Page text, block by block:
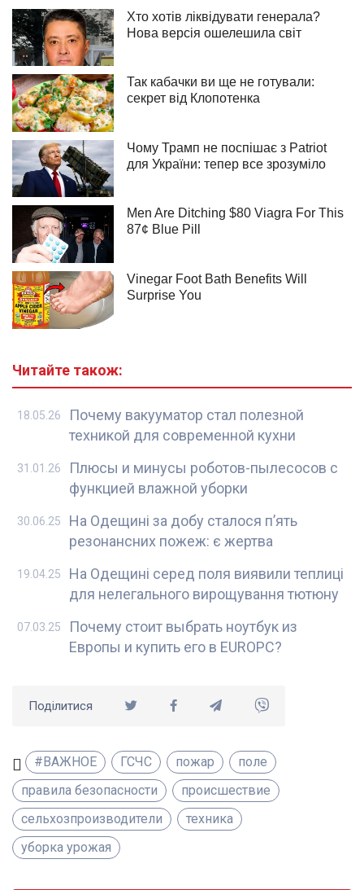
Читайте також:
Почему вакууматор стал полезной
техникой для современной кухни
18.05.26
Плюсы и минусы роботов-пылесосов с
функцией влажной уборки
31.01.26
На Одещині за добу сталося п’ять
резонансних пожеж: є жертва
30.06.25
На Одещині серед поля виявили теплиці
для нелегального вирощування тютюну
19.04.25
Почему стоит выбрать ноутбук из
Европы и купить его в EUROPC?
07.03.25
Поділитися
#ВАЖНОЕ ГСЧС пожар
поле
правила безопасности
происшествие
сельхозпроизводители
техника
уборка урожая